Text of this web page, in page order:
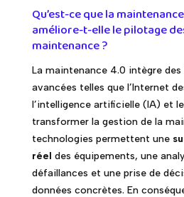
Qu’est-ce que la
améliore-t-elle le pilotage
maintenance ?
La maintenance 4.0 intègre
avancées telles que l’Internet
l’intelligence artificielle (IA) et
transformer la gestion de la
technologies permettent une
réel des équipements, une
défaillances et une prise de
données concrètes. En